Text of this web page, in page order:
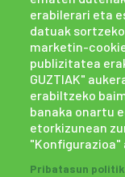
erabilerari eta
datuak
marketin-
publizitatea
GUZTIAK"
erabiltzeko
banaka onartu
etorkizunean
"Konfigurazioa"
Pribatasun
Cookien